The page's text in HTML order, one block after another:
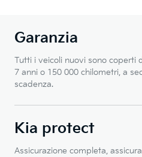
Garanzia
Tutti i veicoli nuovi sono coperti
7 anni o 150 000 chilometri, a
scadenza.
Kia protect
Assicurazione completa,